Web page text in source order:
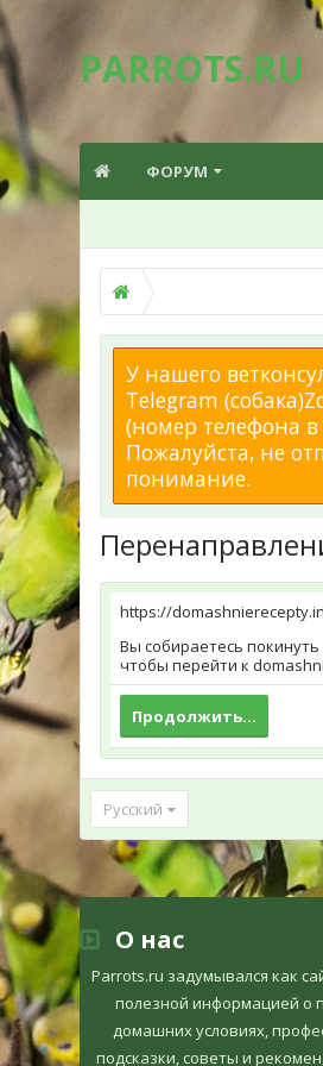
PARROTS.RU
ФОРУМ
У нашего
Telegram
(номер телефона
Пожалуйста, не
понимание.
https://
Вы собираетесь
чтобы перейти к
Продолжить...
Русский
О нас
Parrots.ru задумывался как
полезной информацией о
домашних условиях,
подсказки, советы и